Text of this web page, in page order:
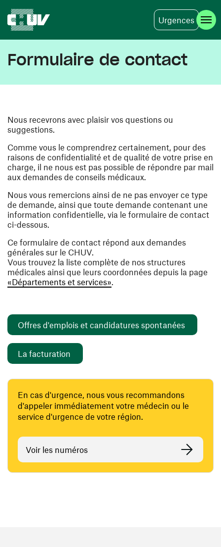
Urgences
Formulaire de contact
Nous recevrons avec plaisir vos questions ou
suggestions.
Comme vous le comprendrez certainement, pour des
raisons de confidentialité et de qualité de votre prise en
charge, il ne nous est pas possible de répondre par mail
aux demandes de conseils médicaux.
Nous vous remercions ainsi de ne pas envoyer ce type
de demande, ainsi que toute demande contenant une
information confidentielle, via le formulaire de contact
ci-dessous.
Ce formulaire de contact répond aux demandes
générales sur le CHUV.
Vous trouvez la liste complète de nos structures
médicales ainsi que leurs coordonnées depuis la page
«Départements et services».
Offres d'emplois et candidatures spontanées
La facturation
En cas d'urgence, nous vous recommandons
d'appeler immédiatement votre médecin ou le
service d'urgence de votre région.
Voir les numéros